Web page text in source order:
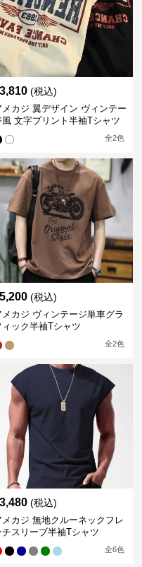
(税込)
メカジ 翼デザイン ヴィンテー
風 文字プリント半袖Tシャツ
全2色
(税込)
メカジ ヴィンテージ単車グラ
ィック半袖Tシャツ
全2色
(税込)
メカジ 無地クルーネックフレ
チスリーブ半袖Tシャツ
全6色